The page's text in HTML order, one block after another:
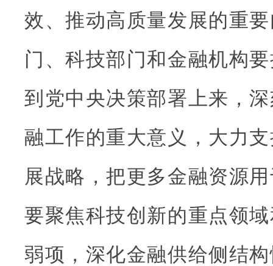
效、推动高质量发展的重
门、科技部门和金融机构
到党中央决策部署上来，
融工作的重大意义，大力
展战略，把更多金融资源
要聚焦科技创新的重点领
弱项，深化金融供给侧结